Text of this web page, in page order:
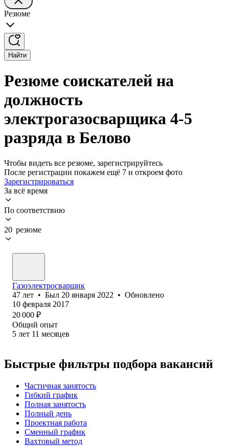
Резюме
Найти
Резюме соискателей на
должность
электрогазосварщика 4-5
разряда в Белово
Чтобы видеть все резюме, зарегистрируйтесь
После регистрации покажем ещё 7 и откроем фото
Зарегистрироваться
За всё время
По соответствию
20 резюме
Газоэлектросварщик
47 лет • Был 20 января 2022 • Обновлено
10 февраля 2017
20 000 ₽
Общий опыт
5 лет 11 месяцев
Быстрые фильтры подбора вакансий
Частичная занятость
Гибкий график
Полная занятость
Полный день
Проектная работа
Сменный график
Вахтовый метод